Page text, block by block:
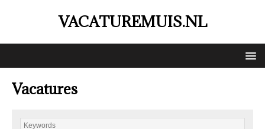
VACATUREMUIS.NL
Vacatures